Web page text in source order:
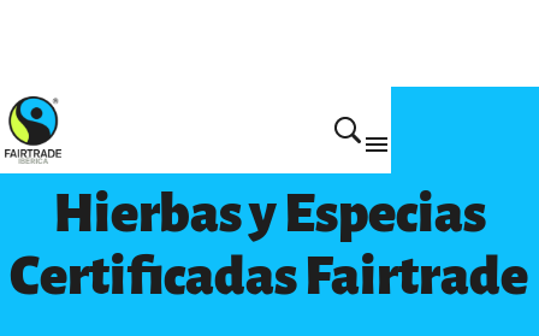
Productos Fairtrade
Hierbas y Especias
Certificadas Fairtrade